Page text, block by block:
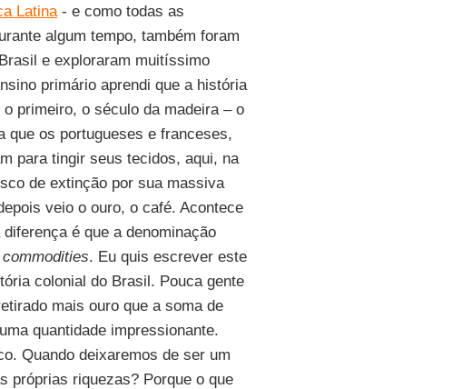
Latina- e como todas as
algum tempo, também foram
e exploraram muitíssimo
primário aprendi que a história
primeiro, o século da madeira – o
que os portugueses e franceses,
para tingir seus tecidos, aqui, na
de extinção por sua massiva
veio o ouro, o café. Acontece
é que a denominação
commodities. Eu quis escrever este
colonial do Brasil. Pouca gente
mais ouro que a soma de
quantidade impressionante.
Quando deixaremos de ser um
próprias riquezas? Porque o que